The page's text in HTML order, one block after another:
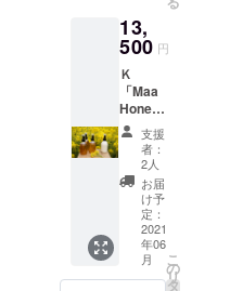
で、4本
入りで
す。 ※
税・送
料込み
※定価
10,900
（税・
送料込
み）の
CAMPF
IRE価格
※国内発
送のみ
13,
500 円
Ｋ
「Maa
Honey
Shamp
oo &
Treatm
ent」フ
ルセッ
ト +は
ちみつ
セット
シャン
プー３
支援
者：
2人
お届
け予
定：
2021
年06
月
こ
の
リ
タ